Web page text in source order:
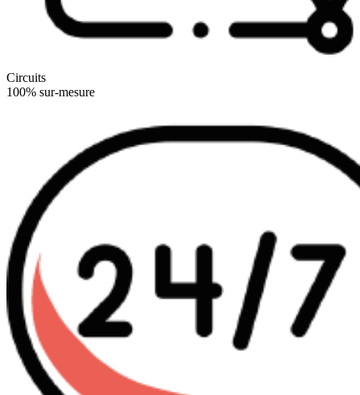
Circuits
100% sur-mesure